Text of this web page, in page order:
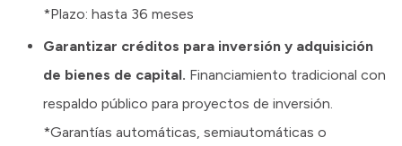
*Plazo: hasta 36 meses
Garantizar créditos para inversión y adquisición
de bienes de capital. Financiamiento tradicional con
respaldo público para proyectos de inversión.
*Garantías automáticas, semiautomáticas o